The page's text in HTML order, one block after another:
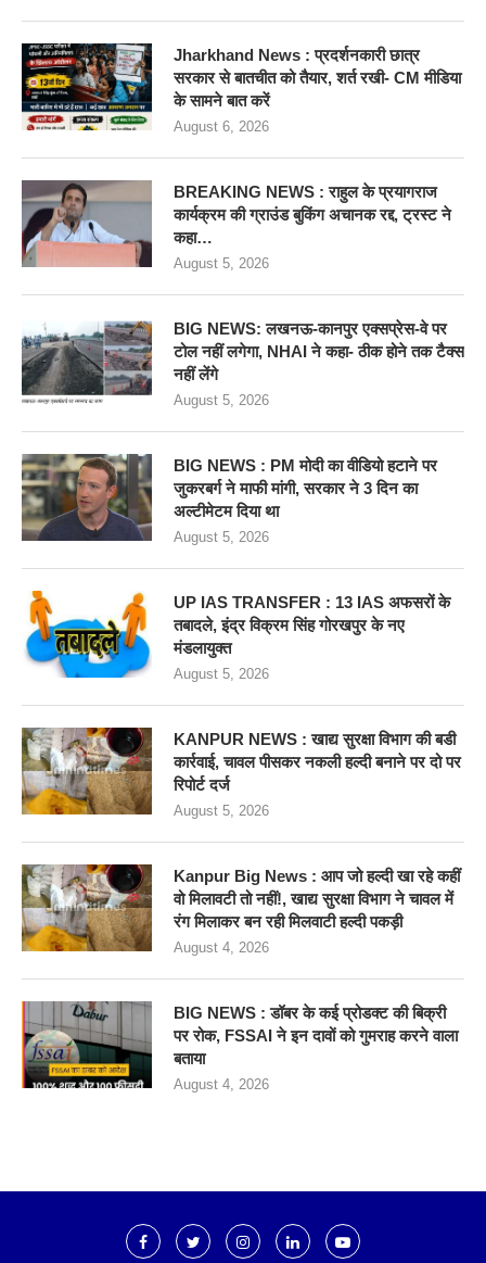
Jharkhand News : प्रदर्शनकारी छात्र
सरकार से बातचीत को तैयार, शर्त रखी- CM मीडिया
के सामने बात करें
August 6, 2026
BREAKING NEWS : राहुल के प्रयागराज
कार्यक्रम की ग्राउंड बुकिंग अचानक रद्द, ट्रस्ट ने
कहा…
August 5, 2026
BIG NEWS: लखनऊ-कानपुर एक्सप्रेस-वे पर
टोल नहीं लगेगा, NHAI ने कहा- ठीक होने तक टैक्स
नहीं लेंगे
August 5, 2026
BIG NEWS : PM मोदी का वीडियो हटाने पर
जुकरबर्ग ने माफी मांगी, सरकार ने 3 दिन का
अल्टीमेटम दिया था
August 5, 2026
UP IAS TRANSFER : 13 IAS अफसरों के
तबादले, इंद्र विक्रम सिंह गोरखपुर के नए
मंडलायुक्त
August 5, 2026
KANPUR NEWS : खाद्य सुरक्षा विभाग की बडी
कार्रवाई, चावल पीसकर नकली हल्दी बनाने पर दो पर
रिपोर्ट दर्ज
August 5, 2026
Kanpur Big News : आप जो हल्दी खा रहे कहीं
वो मिलावटी तो नहीं!, खाद्य सुरक्षा विभाग ने चावल में
रंग मिलाकर बन रही मिलवाटी हल्दी पकड़ी
August 4, 2026
BIG NEWS : डॉबर के कई प्रोडक्ट की बिक्री
पर रोक, FSSAI ने इन दावों को गुमराह करने वाला
बताया
August 4, 2026